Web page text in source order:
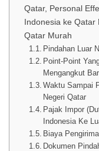
Qatar, Personal
Indonesia ke Qatar
Qatar Murah
Pindahan Luar
Point-Point
Mengangkut
Waktu Sampai
Negeri Qatar
Pajak Impor
Indonesia Ke
Biaya
Dokumen